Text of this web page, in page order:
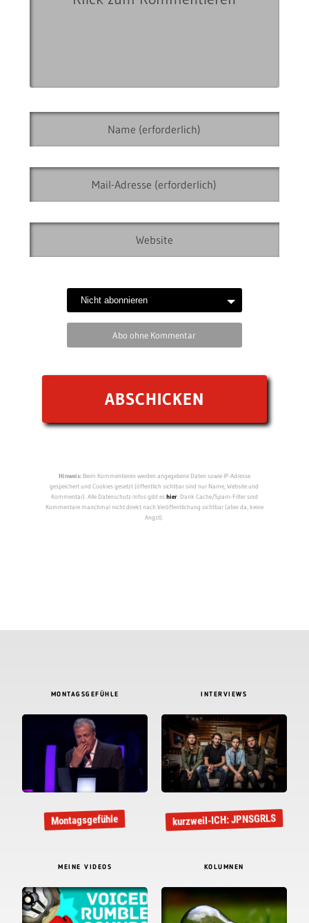
Abo ohne Kommentar
Hinweis:Beim Kommentieren werden angegebene Daten sowie IP-Adresse
gespeichert und Cookies gesetzt (öffentlich sichtbar sind nur Name, Website und
Kommentar). Alle Datenschutz-Infos gibt eshier. Dank Cache/Spam-Filter sind
Kommentare manchmal nicht direkt nach Veröffentlichung sichtbar (aber da, keine
Angst).
MONTAGSGEFÜHLE
Montagsgefühle
INTERVIEWS
kurzweil-ICH: JPNSGRLS
MEINE VIDEOS KOLUMNEN